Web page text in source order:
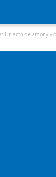
y vida